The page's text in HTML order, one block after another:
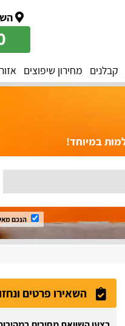
קבלנים מחירון שיפוצים
הנכם
השאירו פרטים